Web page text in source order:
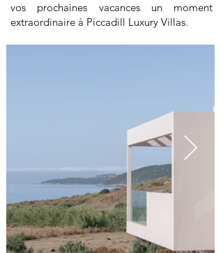
vos prochaines vacances un moment
extraordinaire à Piccadill Luxury Villas.